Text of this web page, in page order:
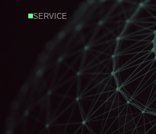
SERVICE
Globales
und